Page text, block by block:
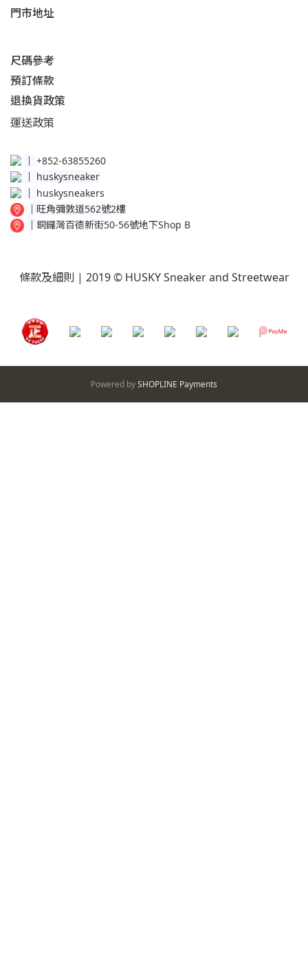
門市地址
尺碼參考
預訂條款
退換貨政策​
運送政策​
│ +852-63855260
huskysneaker
│ huskysneakers
│ 旺角彌敦道562號2樓
│ 銅鑼灣百德新街50-56號地下Shop B
條款及細則 | 2019 © HUSKY Sneaker and Streetwear
Powered bySHOPLINE Payments